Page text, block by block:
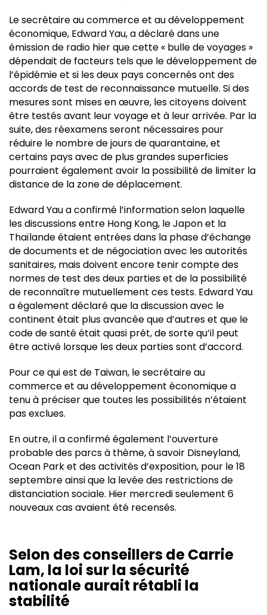
Le secrétaire au commerce et au développement
économique, Edward Yau, a déclaré dans une
émission de radio hier que cette « bulle de voyages »
dépendait de facteurs tels que le développement de
l’épidémie et si les deux pays concernés ont des
accords de test de reconnaissance mutuelle. Si des
mesures sont mises en œuvre, les citoyens doivent
être testés avant leur voyage et à leur arrivée. Par la
suite, des réexamens seront nécessaires pour
réduire le nombre de jours de quarantaine, et
certains pays avec de plus grandes superficies
pourraient également avoir la possibilité de limiter la
distance de la zone de déplacement.
Edward Yau a confirmé l’information selon laquelle
les discussions entre Hong Kong, le Japon et la
Thaïlande étaient entrées dans la phase d’échange
de documents et de négociation avec les autorités
sanitaires, mais doivent encore tenir compte des
normes de test des deux parties et de la possibilité
de reconnaître mutuellement ces tests. Edward Yau
a également déclaré que la discussion avec le
continent était plus avancée que d’autres et que le
code de santé était quasi prêt, de sorte qu’il peut
être activé lorsque les deux parties sont d’accord.
Pour ce qui est de Taiwan, le secrétaire au
commerce et au développement économique a
tenu à préciser que toutes les possibilités n’étaient
pas exclues.
En outre, il a confirmé également l’ouverture
probable des parcs à thème, à savoir Disneyland,
Ocean Park et des activités d’exposition, pour le 18
septembre ainsi que la levée des restrictions de
distanciation sociale. Hier mercredi seulement 6
nouveaux cas avaient été recensés.
Selon des conseillers de Carrie
Lam, la loi sur la sécurité
nationale aurait rétabli la
stabilité